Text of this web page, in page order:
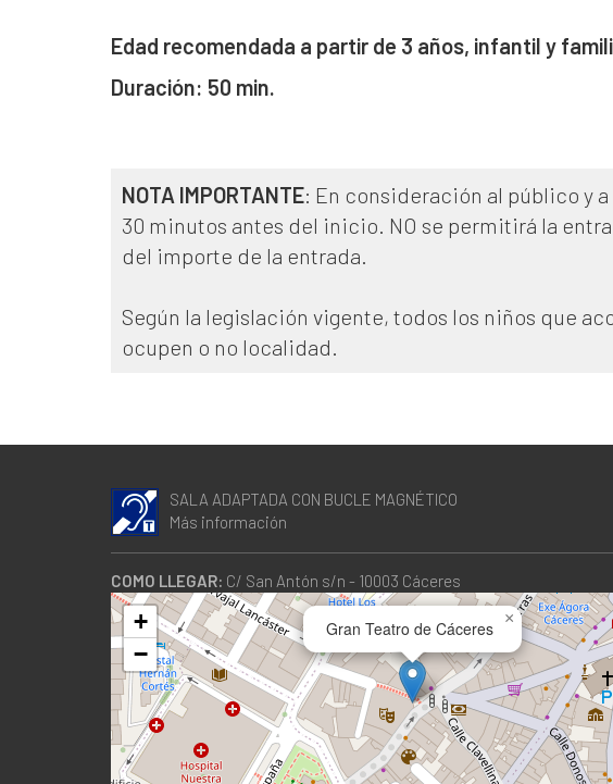
Edad recomendada a partir de 3 años, infantil y
Duración: 50 min.
NOTA IMPORTANTE: En consideración al público y
30 minutos antes del inicio. NO se permitirá la
del importe de la entrada.
Según la legislación vigente, todos los niños que
ocupen o no localidad.
SALA ADAPTADA CON BUCLE MAGNÉTICO
Más información
COMO LLEGAR: C/ San Antón s/n - 10003 Cáceres
Gran Teatro de Cáceres ×
+
−